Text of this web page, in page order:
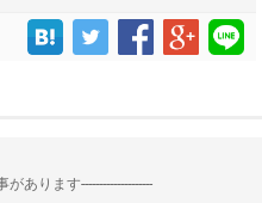
があります--------------------